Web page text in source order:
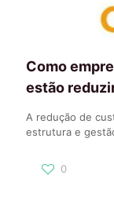
Como
estão
A redução de
estrutura e
0